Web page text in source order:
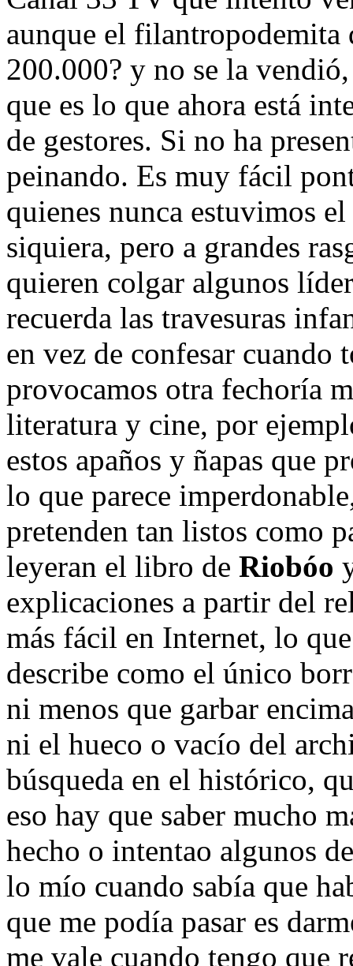
aunque el
200.000? y no se la
que es lo que ahora está
de gestores. Si no ha
peinando. Es muy fácil
quienes nunca estuvimos
siquiera, pero a grandes
quieren colgar algunos
recuerda las travesuras
en vez de confesar
provocamos otra fechoría
literatura y cine, por
estos apaños y ñapas que
lo que parece
pretenden tan listos como
leyeran el libro de Riobóo
explicaciones a partir del
más fácil en Internet, lo
describe como el único
ni menos que garbar
ni el hueco o vacío del
búsqueda en el histórico,
eso hay que saber mucho
hecho o intentao algunos
lo mío cuando sabía que
que me podía pasar es
me vale cuando tengo que